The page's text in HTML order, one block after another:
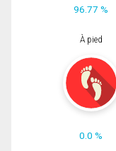
96.77 %
À pied
0.0 %